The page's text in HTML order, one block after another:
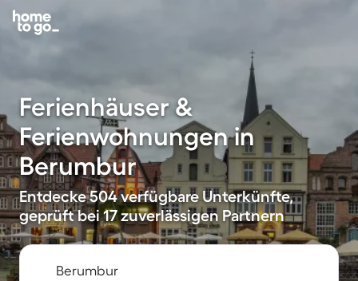
Ferienhäuser &
Ferienwohnungen in
Berumbur
Entdecke 504 verfügbare Unterkünfte,
geprüft bei 17 zuverlässigen Partnern